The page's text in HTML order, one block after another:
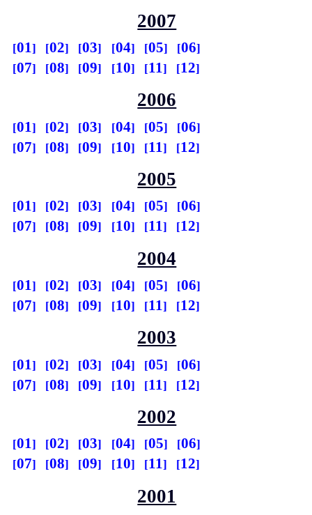
2007
01 02 03 04 05
06
07
08 09 10 11 12
2006
01 02 03 04 05
06
07
08 09 10 11 12
2005
01 02 03 04 05
06
07
08 09 10 11 12
2004
01 02 03 04 05
06
07
08 09 10 11 12
2003
01 02 03 04 05
06
07
08 09 10 11 12
2002
01 02 03 04 05
06
07
08 09 10 11 12
2001